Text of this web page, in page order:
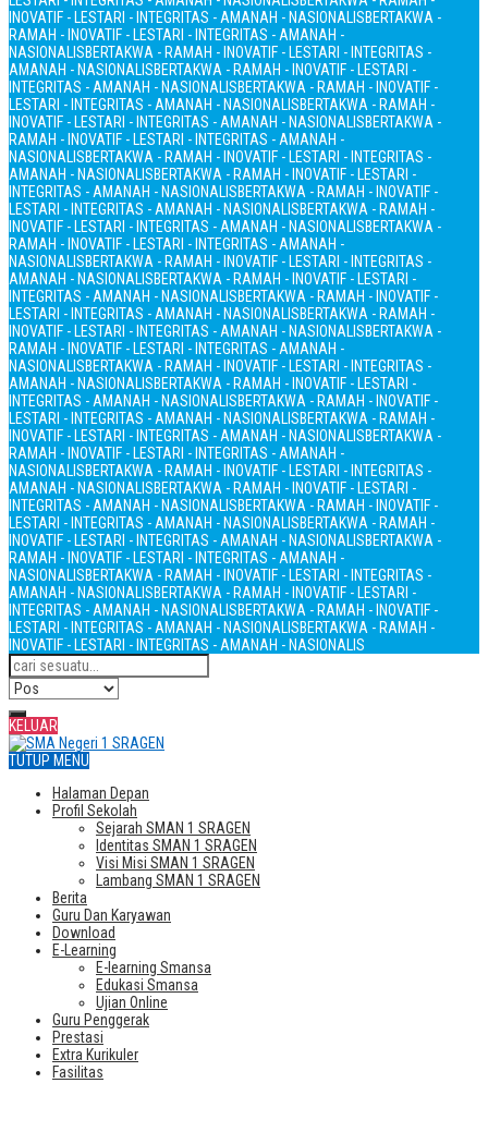
INOVATIF - LESTARI - INTEGRITAS - AMANAH - NASIONALISBERTAKWA -
RAMAH - INOVATIF - LESTARI - INTEGRITAS - AMANAH -
NASIONALISBERTAKWA - RAMAH - INOVATIF - LESTARI - INTEGRITAS -
AMANAH - NASIONALISBERTAKWA - RAMAH - INOVATIF - LESTARI -
INTEGRITAS - AMANAH - NASIONALISBERTAKWA - RAMAH - INOVATIF -
LESTARI - INTEGRITAS - AMANAH - NASIONALISBERTAKWA - RAMAH -
INOVATIF - LESTARI - INTEGRITAS - AMANAH - NASIONALISBERTAKWA -
RAMAH - INOVATIF - LESTARI - INTEGRITAS - AMANAH -
NASIONALISBERTAKWA - RAMAH - INOVATIF - LESTARI - INTEGRITAS -
AMANAH - NASIONALISBERTAKWA - RAMAH - INOVATIF - LESTARI -
INTEGRITAS - AMANAH - NASIONALISBERTAKWA - RAMAH - INOVATIF -
LESTARI - INTEGRITAS - AMANAH - NASIONALISBERTAKWA - RAMAH -
INOVATIF - LESTARI - INTEGRITAS - AMANAH - NASIONALISBERTAKWA -
RAMAH - INOVATIF - LESTARI - INTEGRITAS - AMANAH -
NASIONALISBERTAKWA - RAMAH - INOVATIF - LESTARI - INTEGRITAS -
AMANAH - NASIONALISBERTAKWA - RAMAH - INOVATIF - LESTARI -
INTEGRITAS - AMANAH - NASIONALISBERTAKWA - RAMAH - INOVATIF -
LESTARI - INTEGRITAS - AMANAH - NASIONALISBERTAKWA - RAMAH -
INOVATIF - LESTARI - INTEGRITAS - AMANAH - NASIONALISBERTAKWA -
RAMAH - INOVATIF - LESTARI - INTEGRITAS - AMANAH -
NASIONALISBERTAKWA - RAMAH - INOVATIF - LESTARI - INTEGRITAS -
AMANAH - NASIONALISBERTAKWA - RAMAH - INOVATIF - LESTARI -
INTEGRITAS - AMANAH - NASIONALISBERTAKWA - RAMAH - INOVATIF -
LESTARI - INTEGRITAS - AMANAH - NASIONALISBERTAKWA - RAMAH -
INOVATIF - LESTARI - INTEGRITAS - AMANAH - NASIONALISBERTAKWA -
RAMAH - INOVATIF - LESTARI - INTEGRITAS - AMANAH -
NASIONALISBERTAKWA - RAMAH - INOVATIF - LESTARI - INTEGRITAS -
AMANAH - NASIONALISBERTAKWA - RAMAH - INOVATIF - LESTARI -
INTEGRITAS - AMANAH - NASIONALISBERTAKWA - RAMAH - INOVATIF -
LESTARI - INTEGRITAS - AMANAH - NASIONALISBERTAKWA - RAMAH -
INOVATIF - LESTARI - INTEGRITAS - AMANAH - NASIONALISBERTAKWA -
RAMAH - INOVATIF - LESTARI - INTEGRITAS - AMANAH -
NASIONALISBERTAKWA - RAMAH - INOVATIF - LESTARI - INTEGRITAS -
AMANAH - NASIONALISBERTAKWA - RAMAH - INOVATIF - LESTARI -
INTEGRITAS - AMANAH - NASIONALISBERTAKWA - RAMAH - INOVATIF -
LESTARI - INTEGRITAS - AMANAH - NASIONALISBERTAKWA - RAMAH -
INOVATIF - LESTARI - INTEGRITAS - AMANAH - NASIONALIS
KELUAR
TUTUP MENU
Halaman Depan
Profil Sekolah
Sejarah SMAN 1 SRAGEN
Identitas SMAN 1 SRAGEN
Visi Misi SMAN 1 SRAGEN
Lambang SMAN 1 SRAGEN
Berita
Guru Dan Karyawan
Download
E-Learning
E-learning Smansa
Edukasi Smansa
Ujian Online
Guru Penggerak
Prestasi
Extra Kurikuler
Fasilitas